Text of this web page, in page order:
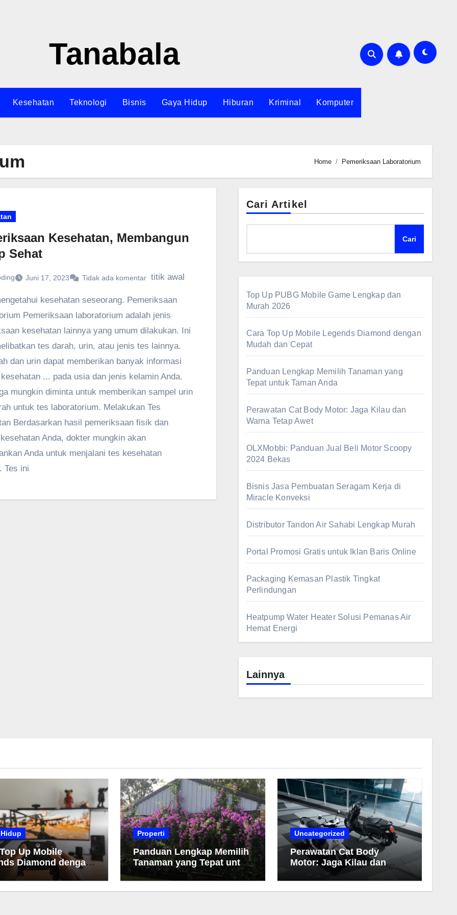
Tanabala
Kesehatan Teknologi Bisnis Gaya Hidup Hiburan Kriminal Komputer
Home Pemeriksaan Laboratorium
Kesehatan, Membangun
Sehat
Juni 17, 2023 Tidak ada komentar titik awal
kesehatan seseorang. Pemeriksaan
Pemeriksaan laboratorium adalah jenis
kesehatan lainnya yang umum dilakukan. Ini
tes darah, urin, atau jenis tes lainnya.
dan urin dapat memberikan banyak informasi
... pada usia dan jenis kelamin Anda.
mungkin diminta untuk memberikan sampel urin
untuk tes laboratorium. Melakukan Tes
Berdasarkan hasil pemeriksaan fisik dan
Anda, dokter mungkin akan
Anda untuk menjalani tes kesehatan
Tes ini
Cari Artikel
Cari
Top Up PUBG Mobile Game Lengkap dan
Murah 2026
Cara Top Up Mobile Legends Diamond dengan
Mudah dan Cepat
Panduan Lengkap Memilih Tanaman yang
Tepat untuk Taman Anda
Perawatan Cat Body Motor: Jaga Kilau dan
Warna Tetap Awet
OLXMobbi: Panduan Jual Beli Motor Scoopy
2024 Bekas
Bisnis Jasa Pembuatan Seragam Kerja di
Miracle Konveksi
Distributor Tandon Air Sahabi Lengkap Murah
Portal Promosi Gratis untuk Iklan Baris Online
Packaging Kemasan Plastik Tingkat
Perlindungan
Heatpump Water Heater Solusi Pemanas Air
Hemat Energi
Lainnya
Up Mobile
Diamond dengan
dan Cepat
Properti
Panduan Lengkap Memilih
Tanaman yang Tepat untuk
Taman Anda
Uncategorized
Perawatan Cat Body
Motor: Jaga Kilau dan
Warna Tetap Awet